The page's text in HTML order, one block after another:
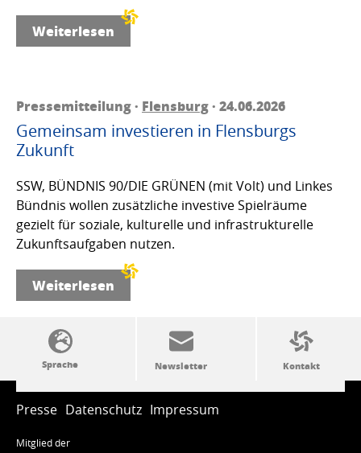
Weiterlesen
Pressemitteilung · Flensburg· 24.06.2026
Gemeinsam investieren in Flensburgs
Zukunft
SSW, BÜNDNIS 90/DIE GRÜNEN (mit Volt) und Linkes
Bündnis wollen zusätzliche investive Spielräume
gezielt für soziale, kulturelle und infrastrukturelle
Zukunftsaufgaben nutzen.
Weiterlesen
SSW-Politik von A bis Z
Presse Datenschutz Impressum
Mitglied der